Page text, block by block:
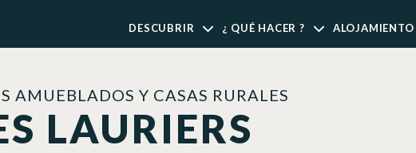
DESCUBRIR ¿ QUÉ HACER ? ALOJAMIENTO
LAURIERS
AMUEBLADOS Y CASAS RURALES